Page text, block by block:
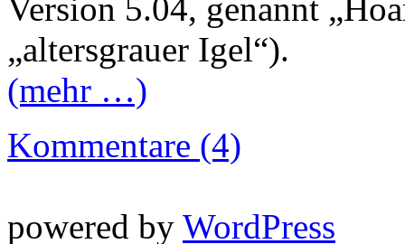
Version 5.04, genannt
„altersgrauer Igel“).
(mehr …)
Kommentare (4)
powered by WordPress